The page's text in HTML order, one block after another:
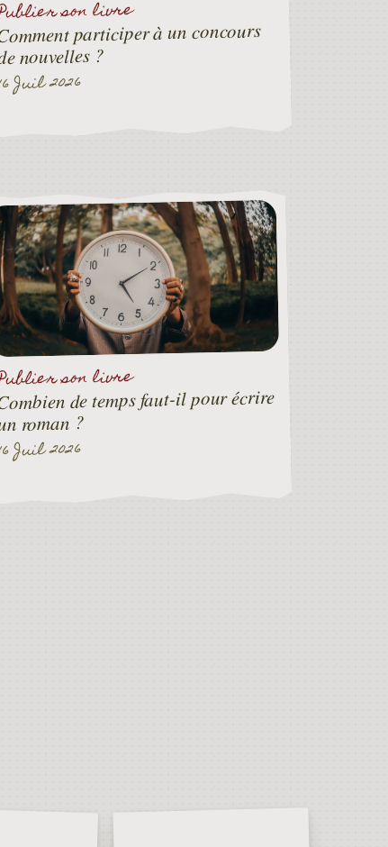
son livre
participer à un concours
nouvelles ?
Juil 2026
son livre
de temps faut-il pour écrire
roman ?
Juil 2026